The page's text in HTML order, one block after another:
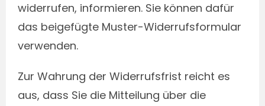
widerrufen, informieren. Sie können dafür
das beigefügte Muster-Widerrufsformular
verwenden.
Zur Wahrung der Widerrufsfrist reicht es
aus, dass Sie die Mitteilung über die